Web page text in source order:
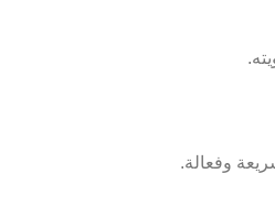
وفعالة.